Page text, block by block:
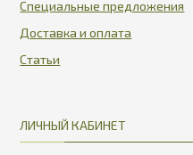
Специальные предложения
Доставка и оплата
Статьи
ЛИЧНЫЙ КАБИНЕТ